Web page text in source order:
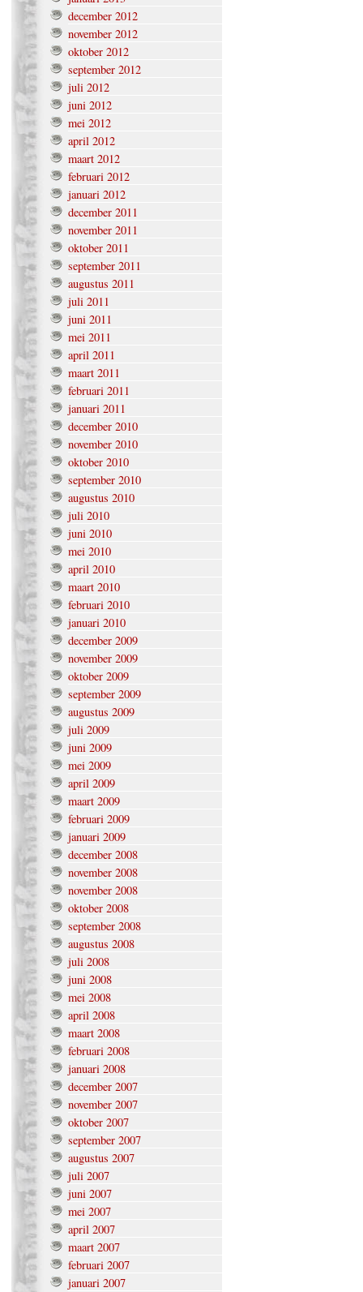
december 2012
november 2012
oktober 2012
september 2012
juli 2012
juni 2012
mei 2012
april 2012
maart 2012
februari 2012
januari 2012
december 2011
november 2011
oktober 2011
september 2011
augustus 2011
juli 2011
juni 2011
mei 2011
april 2011
maart 2011
februari 2011
januari 2011
december 2010
november 2010
oktober 2010
september 2010
augustus 2010
juli 2010
juni 2010
mei 2010
april 2010
maart 2010
februari 2010
januari 2010
december 2009
november 2009
oktober 2009
september 2009
augustus 2009
juli 2009
juni 2009
mei 2009
april 2009
maart 2009
februari 2009
januari 2009
december 2008
november 2008
november 2008
oktober 2008
september 2008
augustus 2008
juli 2008
juni 2008
mei 2008
april 2008
maart 2008
februari 2008
januari 2008
december 2007
november 2007
oktober 2007
september 2007
augustus 2007
juli 2007
juni 2007
mei 2007
april 2007
maart 2007
februari 2007
januari 2007